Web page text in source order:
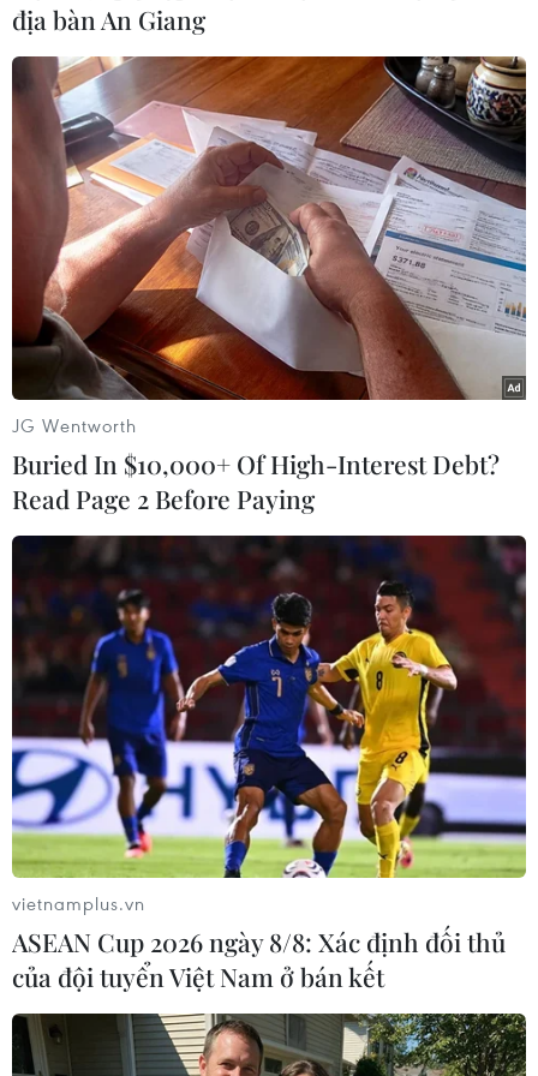
#Man City #Mario Balotelli #Mancini #Ca ngợi
Theo dõi VietnamPlus
TIN CÙNG CHUYÊN MỤC
Chủ sân Azteca lỗ hơn 47 triệu USD vì
World Cup 2026
08/08/2026 06:43
ASEAN Cup 2026 ngày 8/8: Xác định
đối thủ của đội tuyển Việt Nam ở bán
kết
08/08/2026 03:50
Tuyển Việt Nam giành vé vào
bán kết, vì sao ông Kim Sang-sik vẫn
không vui?
địa bàn An Giang
JG Wentworth
Buried In $10,000+ Of High-Interest Debt?
Read Page 2 Before Paying
vietnamplus.vn
ASEAN Cup 2026 ngày 8/8: Xác định đối thủ
của đội tuyển Việt Nam ở bán kết